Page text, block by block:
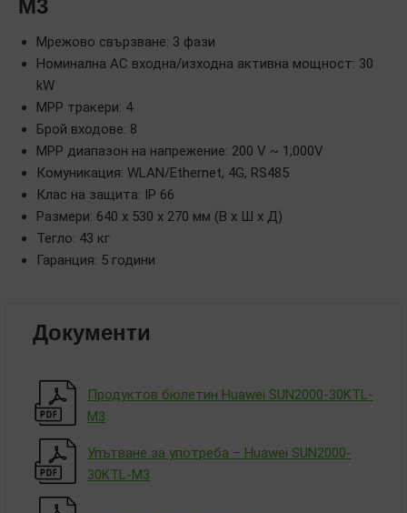
M3
Мрежово свързване: 3 фази
Номинална AC входна/изходна активна мощност: 30
kW
MPP тракери: 4
Брой входове: 8
MPP диапазон на напрежение: 200 V ~ 1,000V
Комуникация: WLAN/Ethernet, 4G, RS485
Клас на защита: IP 66
Размери: 640 x 530 x 270 мм (В x Ш x Д)
Тегло: 43 кг
Гаранция: 5 години
Документи
Продуктов бюлетин Huawei SUN2000-30KTL-
M3
Упътване за употреба – Huawei SUN2000-
30KTL-M3